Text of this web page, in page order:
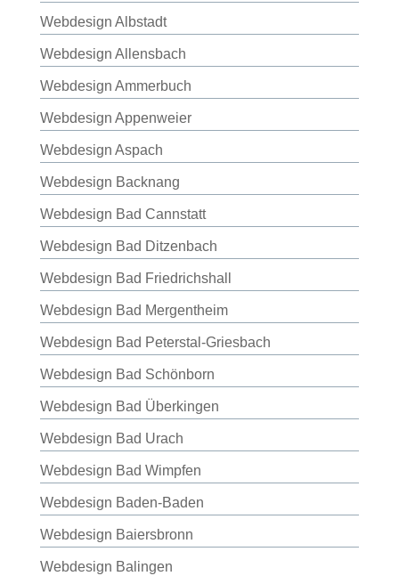
Webdesign Albstadt
Webdesign Allensbach
Webdesign Ammerbuch
Webdesign Appenweier
Webdesign Aspach
Webdesign Backnang
Webdesign Bad Cannstatt
Webdesign Bad Ditzenbach
Webdesign Bad Friedrichshall
Webdesign Bad Mergentheim
Webdesign Bad Peterstal-Griesbach
Webdesign Bad Schönborn
Webdesign Bad Überkingen
Webdesign Bad Urach
Webdesign Bad Wimpfen
Webdesign Baden-Baden
Webdesign Baiersbronn
Webdesign Balingen